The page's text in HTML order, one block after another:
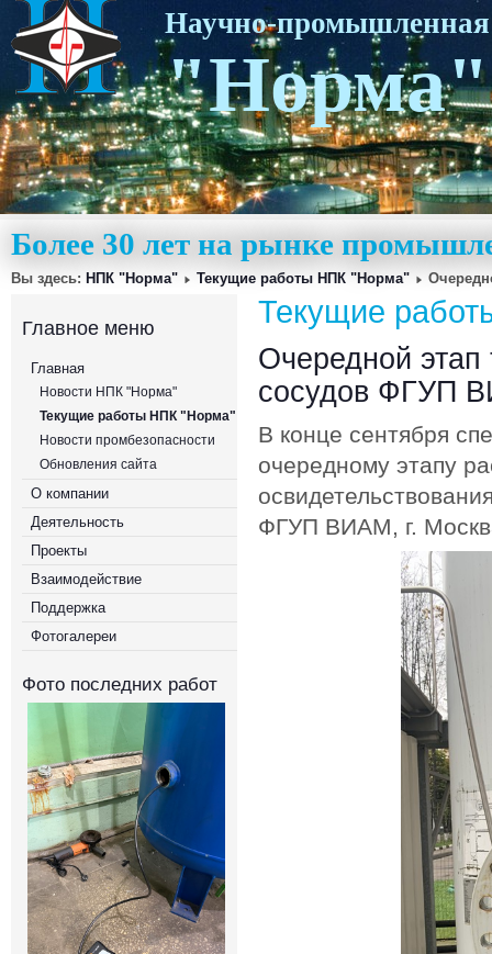
Научно-
"Норма"
Более 30 лет на рынке
Вы здесь: НПК "Норма" Текущие работы НПК "Норма"
Главное меню
Главная
Новости НПК "Норма"
Текущие работы НПК "Норма"
Новости промбезопасности
Обновления сайта
О компании
Деятельность
Проекты
Взаимодействие
Поддержка
Фотогалереи
Фото последних работ
Текущие
Очередной этап
сосудов ФГУП
В конце сентября
очередному этапу
ФГУП ВИАМ, г.